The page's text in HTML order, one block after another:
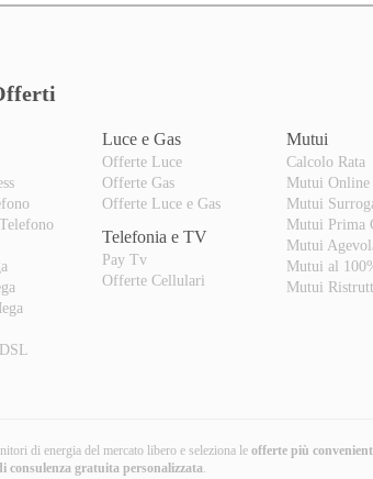
Luce e Gas
Offerte Luce
Offerte Gas
Offerte Luce e Gas
Telefonia e TV
Pay Tv
Offerte Cellulari
Mutui
Calcolo Rata
Mutui Online
Mutui
Mutui Prima
Mutui
Mutui al
Mutui
di energia del mercato libero e seleziona le offerte più
consulenza gratuita personalizzata.